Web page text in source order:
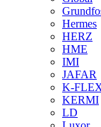
Hermes
HERZ
HME
IMI
JAFAR
K-
KERMI
LD